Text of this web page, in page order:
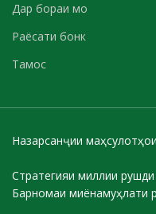
Дар бораи мо
Раёсати бонк
Тамос
Назарсанҷии
Стратегияи миллии
Барномаи миёнамуҳлати